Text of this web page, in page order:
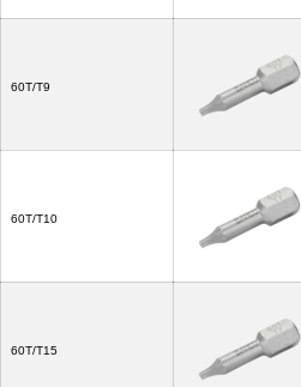
60T/T9
60T/T10
60T/T15